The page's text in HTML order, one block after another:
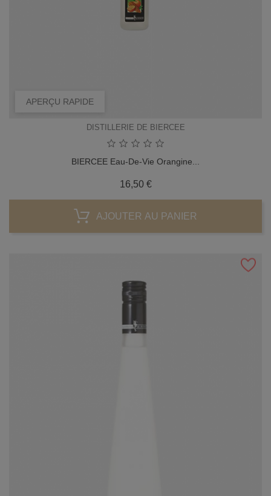
APERÇU RAPIDE
DISTILLERIE DE BIERCEE
BIERCEE Eau-De-Vie Orangine...
16,50 €Prix
AJOUTER AU PANIER